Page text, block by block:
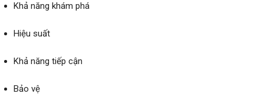
Khả năng khám phá
Hiệu suất
Khả năng tiếp cận
Bảo vệ